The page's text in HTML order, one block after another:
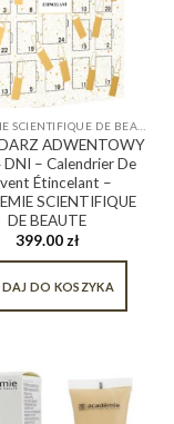
ADWENTOWY
DNI – Calendrier De
Étincelant –
SCIENTIFIQUE
DE BEAUTE
399.00zł
DO KOSZYKA